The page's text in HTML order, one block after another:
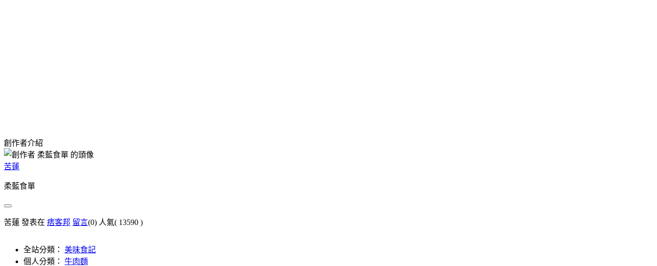
創作者介紹
苦蓮
柔藍食單
苦蓮 發表在 痞客邦 留言(0) 人氣( 13590 )
全站分類： 美味食記
個人分類： 牛肉麵